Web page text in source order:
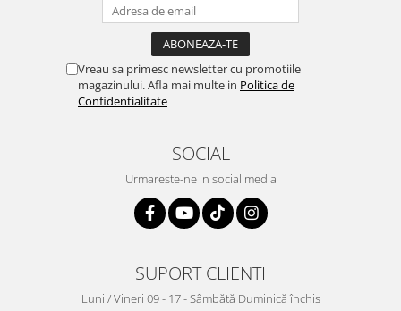
Vreau sa primesc newsletter cu promotiile
magazinului. Afla mai multe in Politica de
Confidentialitate
SOCIAL
Urmareste-ne in social media
SUPORT CLIENTI
Luni / Vineri 09 - 17 - Sâmbătă Duminică închis